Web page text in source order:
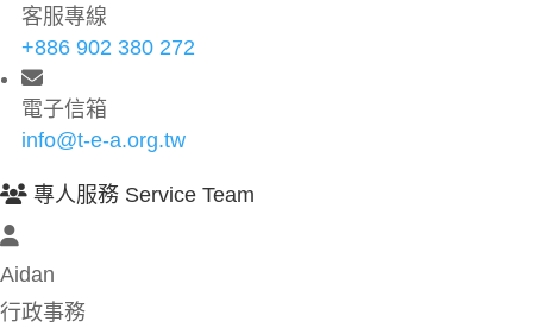
客服專線
+886 902 380 272
電子信箱
info@t-e-a.org.tw
專人服務 Service Team
Aidan
行政事務